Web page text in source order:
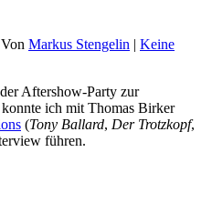
Markus Stengelin | Keine
Aftershow-Party zur
ich mit Thomas Birker
(Tony Ballard, Der Trotzkopf,
führen.